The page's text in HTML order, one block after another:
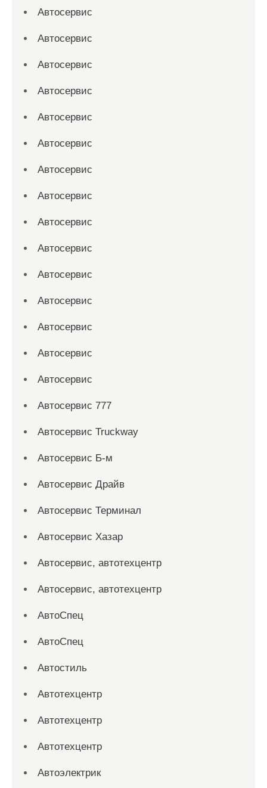
Автосервис
Автосервис
Автосервис
Автосервис
Автосервис
Автосервис
Автосервис
Автосервис
Автосервис
Автосервис
Автосервис
Автосервис
Автосервис
Автосервис
Автосервис
Автосервис 777
Автосервис Truckway
Автосервис Б-м
Автосервис Драйв
Автосервис Терминал
Автосервис Хазар
Автосервис, автотехцентр
Автосервис, автотехцентр
АвтоСпец
АвтоСпец
Автостиль
Автотехцентр
Автотехцентр
Автотехцентр
Автоэлектрик